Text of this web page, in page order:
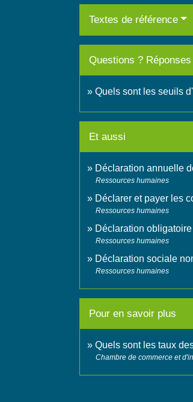
Textes de référence
Questions ? Réponses
Quels sont les seuils
Et aussi
Déclaration annuelle
Ressources humaines
Déclarer et payer les
Ressources humaines
Déclaration
Ressources humaines
Déclaration sociale
Ressources humaines
Pour en savoir plus
Quels sont les taux
Chambre de commerce et